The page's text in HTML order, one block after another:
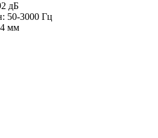
дБ
50-3000 Гц
мм